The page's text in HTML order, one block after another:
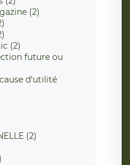
(2)
(2)
future ou
d'utilité
(2)